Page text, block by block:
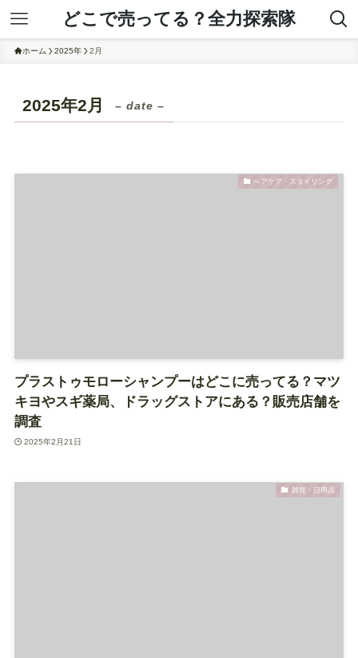
どこで売ってる？全力探索隊
ホーム 2025年 2月
2025年2月 – date –
ヘアケア・スタイリング
プラストゥモローシャンプーはどこに売ってる？マツ
キヨやスギ薬局、ドラッグストアにある？販売店舗を
調査
2025年2月21日
雑貨・日用品